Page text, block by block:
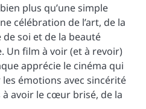
plus qu’une simple
célébration de l’art, de la
soi et de la beauté
Un film à voir (et à revoir)
apprécie le cinéma qui
émotions avec sincérité
avoir le cœur brisé, de la